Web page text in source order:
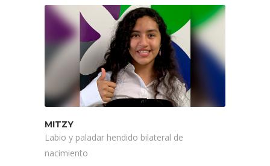
MITZY
Labio y paladar hendido bilateral de
nacimiento